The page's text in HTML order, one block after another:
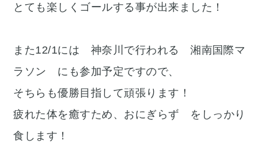
とても楽しくゴールする事が出来ました！
また12/1には 神奈川で行われる 湘南国際マ
ラソン にも参加予定ですので、
そちらも優勝目指して頑張ります！
疲れた体を癒すため、おにぎらず をしっかり
食します！